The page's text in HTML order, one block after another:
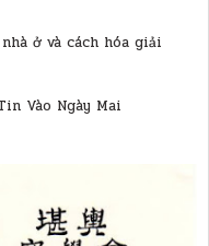
ở và cách hóa giải
Vào Ngày Mai